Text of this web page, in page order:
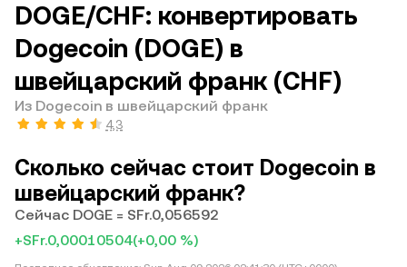
DOGE/CHF: конвертировать
Dogecoin (DOGE) в
швейцарский франк (CHF)
Из Dogecoin в швейцарский франк
4,3
Сколько сейчас стоит Dogecoin в
швейцарский франк?
Сейчас DOGE = SFr.0,056592
+SFr.0,00010504(+0,00 %)